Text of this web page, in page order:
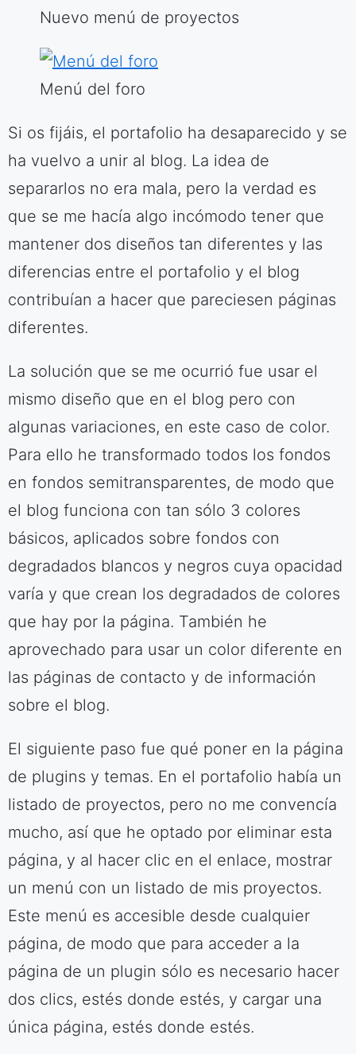
Nuevo menú de proyectos
Menú del foro
Si os fijáis, el portafolio ha desaparecido y se
ha vuelvo a unir al blog. La idea de
separarlos no era mala, pero la verdad es
que se me hacía algo incómodo tener que
mantener dos diseños tan diferentes y las
diferencias entre el portafolio y el blog
contribuían a hacer que pareciesen páginas
diferentes.
La solución que se me ocurrió fue usar el
mismo diseño que en el blog pero con
algunas variaciones, en este caso de color.
Para ello he transformado todos los fondos
en fondos semitransparentes, de modo que
el blog funciona con tan sólo 3 colores
básicos, aplicados sobre fondos con
degradados blancos y negros cuya opacidad
varía y que crean los degradados de colores
que hay por la página. También he
aprovechado para usar un color diferente en
las páginas de contacto y de información
sobre el blog.
El siguiente paso fue qué poner en la página
de plugins y temas. En el portafolio había un
listado de proyectos, pero no me convencía
mucho, así que he optado por eliminar esta
página, y al hacer clic en el enlace, mostrar
un menú con un listado de mis proyectos.
Este menú es accesible desde cualquier
página, de modo que para acceder a la
página de un plugin sólo es necesario hacer
dos clics, estés donde estés, y cargar una
única página, estés donde estés.